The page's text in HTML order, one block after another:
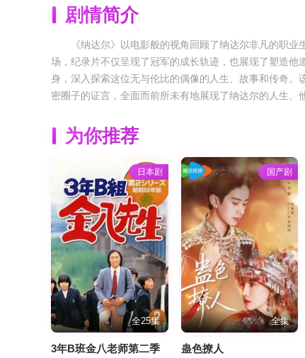
剧情简介
《纳达尔》以电影般的视角回顾了纳达尔非凡的职
场，纪录片不仅呈现了冠军的成长轨迹，也展现了塑造
身，深入探索这位无与伦比的偶像的人生、故事和传奇。
密圈子的证言，全面而前所未有地展现了纳达尔的人生、
为你推荐
日本剧
全25集
3年B班金八老师第二季
国产剧
全集
蛊色撩人